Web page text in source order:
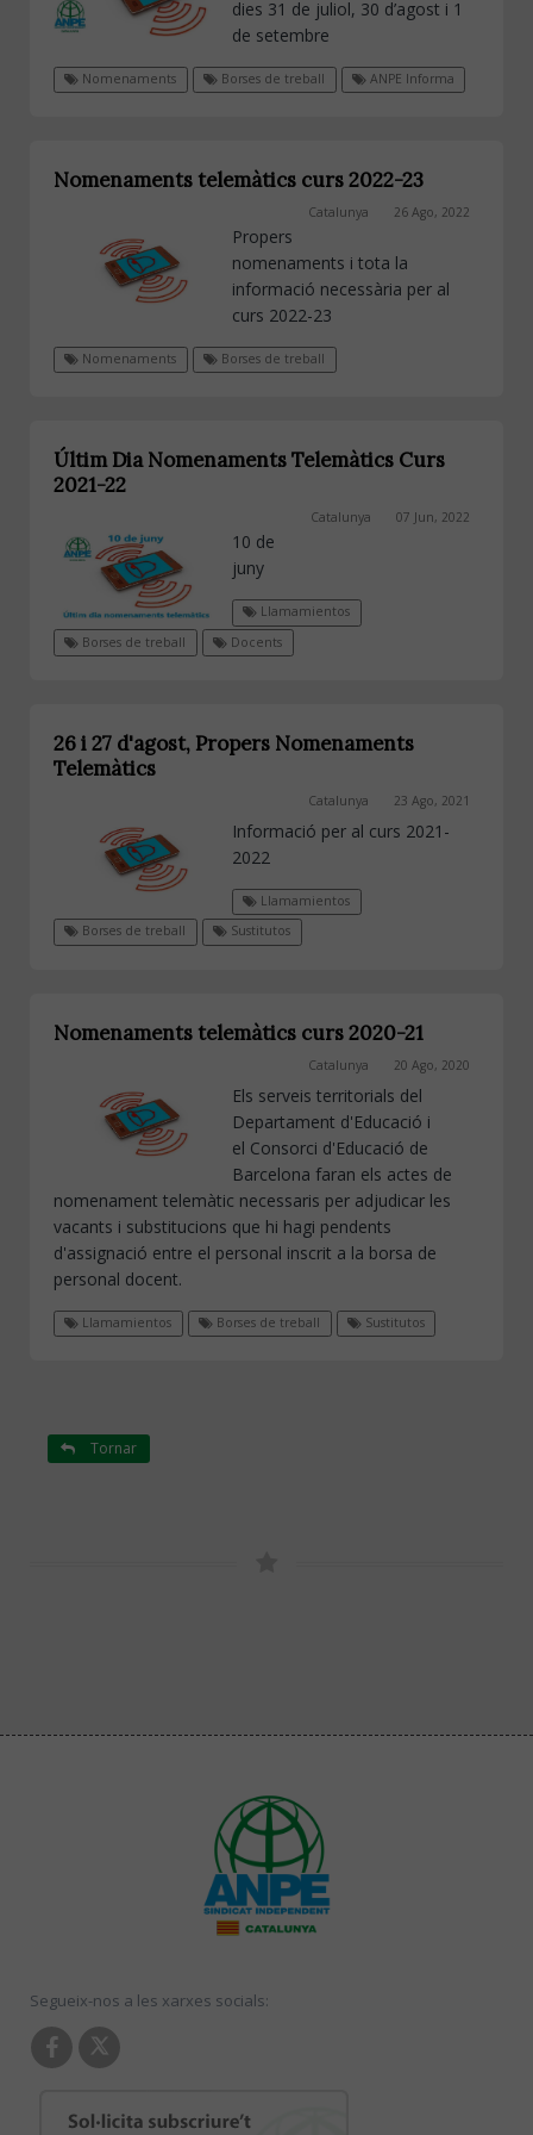
dies 31 de juliol, 30 d’agost i 1
de setembre
Nomenaments Borses de treball ANPE Informa
Nomenaments telemàtics curs 2022-23
Catalunya 26 Ago, 2022
Propers
nomenaments i tota la
informació necessària per al
curs 2022-23
Nomenaments Borses de treball
Últim Dia Nomenaments Telemàtics Curs
2021-22
Catalunya 07 Jun, 2022
10 de
juny
Llamamientos
Borses de treball
Docents
26 i 27 d'agost, Propers Nomenaments
Telemàtics
Catalunya 23 Ago, 2021
Informació per al curs 2021-
2022
Llamamientos
Borses de treball
Sustitutos
Nomenaments telemàtics curs 2020-21
Catalunya 20 Ago, 2020
Els serveis territorials del
Departament d'Educació i
el Consorci d'Educació de
Barcelona faran els actes de
nomenament telemàtic necessaris per adjudicar les
vacants i substitucions que hi hagi pendents
d'assignació entre el personal inscrit a la borsa de
personal docent.
Llamamientos Borses de treball Sustitutos
Tornar
Segueix-nos a les xarxes socials: